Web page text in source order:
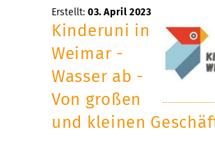
Erstellt: 03. April 2023
Kinderuni in
Weimar -
Wasser ab -
Von großen
und kleinen